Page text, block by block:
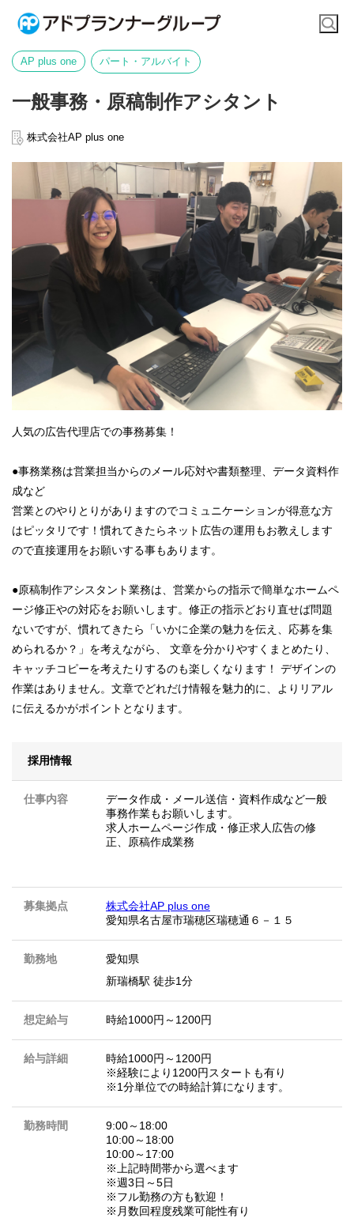
AP plus one パート・アルバイト
一般事務・原稿制作アシタント
株式会社AP plus one
人気の広告代理店での事務募集！
●事務業務は営業担当からのメール応対や書類整理、データ資料作
成など
営業とのやりとりがありますのでコミュニケーションが得意な方
はピッタリです！慣れてきたらネット広告の運用もお教えします
ので直接運用をお願いする事もあります。
●原稿制作アシスタント業務は、営業からの指示で簡単なホームペ
ージ修正やの対応をお願いします。修正の指示どおり直せば問題
ないですが、慣れてきたら「いかに企業の魅力を伝え、応募を集
められるか？」を考えながら、 文章を分かりやすくまとめたり、
キャッチコピーを考えたりするのも楽しくなります！ デザインの
作業はありません。文章でどれだけ情報を魅力的に、よりリアル
に伝えるかがポイントとなります。
採用情報
仕事内容
データ作成・メール送信・資料作成など一般
事務作業もお願いします。
求人ホームページ作成・修正求人広告の修
正、原稿作成業務
募集拠点
株式会社AP plus one
愛知県名古屋市瑞穂区瑞穂通６－１５
勤務地
愛知県
新瑞橋駅 徒歩1分
想定給与 時給1000円～1200円
給与詳細
時給1000円～1200円
※経験により1200円スタートも有り
※1分単位での時給計算になります。
勤務時間
9:00～18:00
10:00～18:00
10:00～17:00
※上記時間帯から選べます
※週3日～5日
※フル勤務の方も歓迎！
※月数回程度残業可能性有り